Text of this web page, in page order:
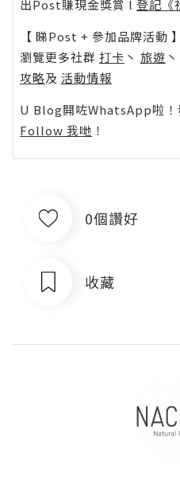
出Post賺現金獎賞 l 登記《
【 睇Post + 參加品牌活動 】
瀏覽更多社群 打卡 丶 旅遊 丶
攻略及 活動情報
U Blog開咗WhatsApp啦！
Follow 我哋 ！
0個讚好
收藏